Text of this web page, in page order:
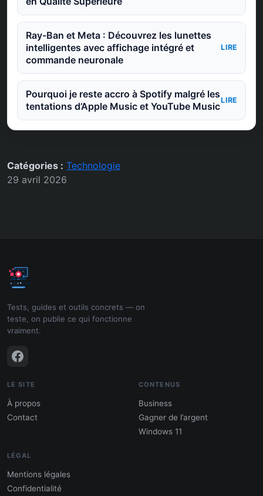
Ray-Ban et Meta : Découvrez les lunettes
intelligentes avec affichage intégré et
commande neuronale
LIRE
Pourquoi je reste accro à Spotify malgré les
tentations d’Apple Music et YouTube Music
LIRE
Catégories : Technologie
29 avril 2026
Tests, guides et outils concrets — on
teste, on publie ce qui fonctionne
vraiment.
LE SITE
À propos
Contact
CONTENUS
Business
Gagner de l’argent
Windows 11
LÉGAL
Mentions légales
Confidentialité